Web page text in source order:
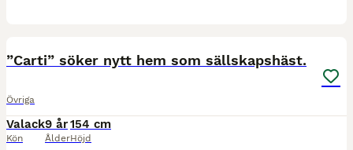
”Carti” söker nytt hem som sällskapshäst.
Övriga
Valack
Kön
9 år
Ålder
154 cm
Höjd